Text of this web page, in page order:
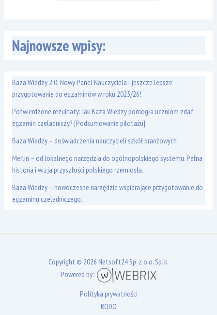
Najnowsze wpisy:
Baza Wiedzy 2.0: Nowy Panel Nauczyciela i jeszcze lepsze
przygotowanie do egzaminów w roku 2025/26!
Potwierdzone rezultaty: Jak Baza Wiedzy pomogła uczniom zdać
egzamin czeladniczy? [Podsumowanie pilotażu]
Baza Wiedzy – doświadczenia nauczycieli szkół branżowych
Merlin – od lokalnego narzędzia do ogólnopolskiego systemu. Pełna
historia i wizja przyszłości polskiego rzemiosła.
Baza Wiedzy – nowoczesne narzędzie wspierające przygotowanie do
egzaminu czeladniczego.
Copyright © 2026 Netsoft24 Sp. z o.o. Sp. k.
Powered by:
Polityka prywatności
RODO